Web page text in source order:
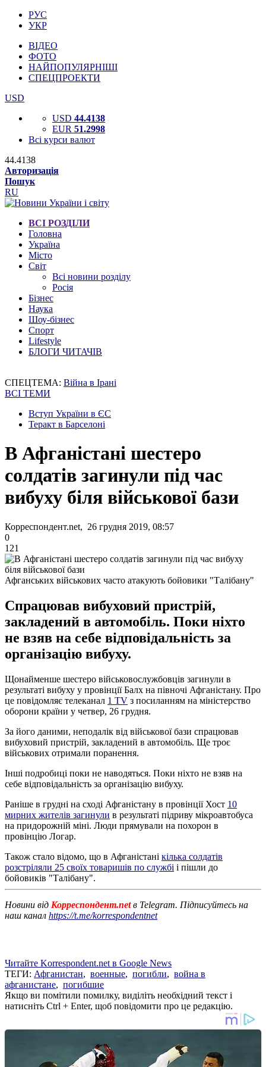
РУС
УКР
ВІДЕО
ФОТО
НАЙПОПУЛЯРНІШІ
СПЕЦПРОЕКТИ
USD
USD 44.4138
EUR 51.2998
Всі курси валют
44.4138
Авторизація
Пошук
RU
ВСІ РОЗДІЛИ
Головна
Україна
Місто
Світ
Всі новини розділу
Росія
Бізнес
Наука
Шоу-бізнес
Спорт
Lifestyle
БЛОГИ ЧИТАЧІВ
СПЕЦТЕМА: Війна в Ірані
ВСІ ТЕМИ
Вступ України в ЄС
Теракт в Барселоні
В Афганістані шестеро
солдатів загинули під час
вибуху біля військової бази
Корреспондент.net, 26 грудня 2019, 08:57
0
121
Афганських військових часто атакують бойовики "Талібану"
Спрацював вибуховий пристрій,
закладений в автомобіль. Поки ніхто
не взяв на себе відповідальність за
організацію вибуху.
Щонайменше шестеро військовослужбовців загинули в
результаті вибуху у провінції Балх на півночі Афганістану. Про
це повідомляє телеканал 1 TV з посиланням на міністерство
оборони країни у четвер, 26 грудня.
За його даними, неподалік від військової бази спрацював
вибуховий пристрій, закладений в автомобіль. Ще троє
військових отримали поранення.
Інші подробиці поки не наводяться. Поки ніхто не взяв на
себе відповідальність за організацію вибуху.
Раніше в грудні на сході Афганістану в провінції Хост 10
мирних жителів загинули в результаті підриву мікроавтобуса
на придорожній міні. Люди прямували на похорон в
провінцію Логар.
Також стало відомо, що в Афганістані кілька солдатів
розстріляли 25 своїх товаришів по службі і пішли до
бойовиків "Талібану".
Новини від Корреспондент.netв Telegram. Підписуйтесь на
наш канал https://t.me/korrespondentnet
Читайте Korrespondent.net в Google News
ТЕГИ: Афганистан, военные, погибли, война в
афганистане, погибшие
Якщо ви помітили помилку, виділіть необхідний текст і
натисніть Ctrl + Enter, щоб повідомити про це редакцію.